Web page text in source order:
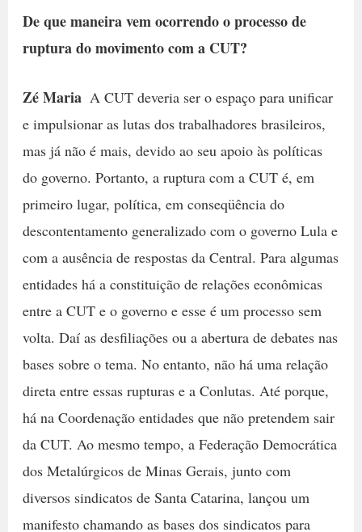
De que maneira vem ocorrendo o processo de
ruptura do movimento com a CUT?
Zé Maria A CUT deveria ser o espaço para unificar
e impulsionar as lutas dos trabalhadores brasileiros,
mas já não é mais, devido ao seu apoio às políticas
do governo. Portanto, a ruptura com a CUT é, em
primeiro lugar, política, em conseqüência do
descontentamento generalizado com o governo Lula e
com a ausência de respostas da Central. Para algumas
entidades há a constituição de relações econômicas
entre a CUT e o governo e esse é um processo sem
volta. Daí as desfiliações ou a abertura de debates nas
bases sobre o tema. No entanto, não há uma relação
direta entre essas rupturas e a Conlutas. Até porque,
há na Coordenação entidades que não pretendem sair
da CUT. Ao mesmo tempo, a Federação Democrática
dos Metalúrgicos de Minas Gerais, junto com
diversos sindicatos de Santa Catarina, lançou um
manifesto chamando as bases dos sindicatos para